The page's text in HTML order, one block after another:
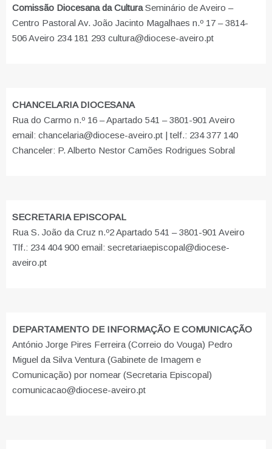
Comissão Diocesana da CulturaSeminário de Aveiro –
Centro Pastoral Av. João Jacinto Magalhaes n.º 17 – 3814-
506 Aveiro 234 181 293 cultura@diocese-aveiro.pt
CHANCELARIA DIOCESANA
Rua do Carmo n.º 16 – Apartado 541 – 3801-901 Aveiro
email: chancelaria@diocese-aveiro.pt | telf.: 234 377 140
Chanceler: P. Alberto Nestor Camões Rodrigues Sobral
SECRETARIA EPISCOPAL
Rua S. João da Cruz n.º2 Apartado 541 – 3801-901 Aveiro
Tlf.: 234 404 900 email: secretariaepiscopal@diocese-
aveiro.pt
DEPARTAMENTO DE INFORMAÇÃO E COMUNICAÇÃO
António Jorge Pires Ferreira (Correio do Vouga) Pedro
Miguel da Silva Ventura (Gabinete de Imagem e
Comunicação) por nomear (Secretaria Episcopal)
comunicacao@diocese-aveiro.pt